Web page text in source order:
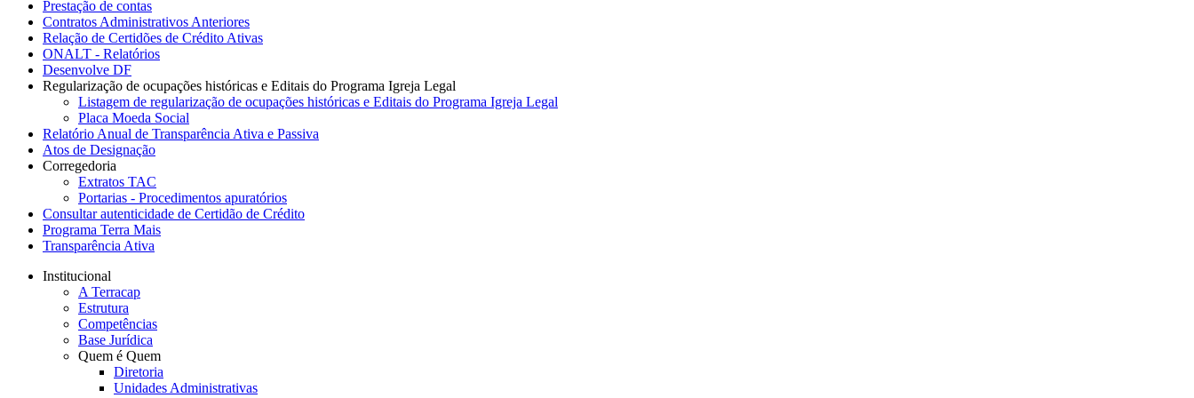
Prestação de contas
Contratos Administrativos Anteriores
Relação de Certidões de Crédito Ativas
ONALT - Relatórios
Desenvolve DF
Regularização de ocupações históricas e Editais do Programa Igreja Legal
Listagem de regularização de ocupações históricas e Editais do Programa Igreja Legal
Placa Moeda Social
Relatório Anual de Transparência Ativa e Passiva
Atos de Designação
Corregedoria
Extratos TAC
Portarias - Procedimentos apuratórios
Consultar autenticidade de Certidão de Crédito
Programa Terra Mais
Transparência Ativa
Institucional
A Terracap
Estrutura
Competências
Base Jurídica
Quem é Quem
Diretoria
Unidades Administrativas